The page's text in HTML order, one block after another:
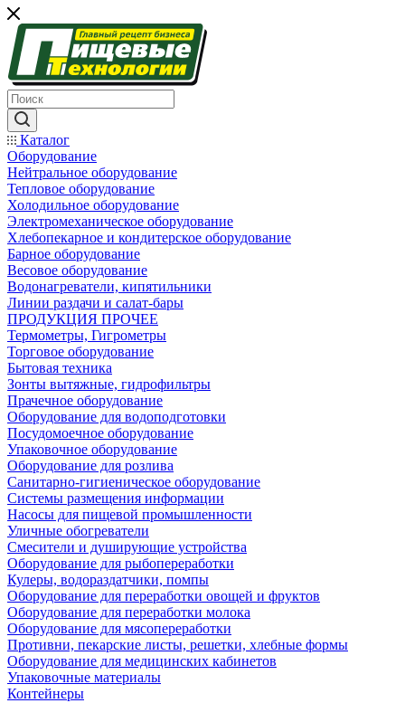
Каталог
Оборудование
Нейтральное оборудование
Тепловое оборудование
Холодильное оборудование
Электромеханическое оборудование
Хлебопекарное и кондитерское оборудование
Барное оборудование
Весовое оборудование
Водонагреватели, кипятильники
Линии раздачи и салат-бары
ПРОДУКЦИЯ ПРОЧЕЕ
Термометры, Гигрометры
Торговое оборудование
Бытовая техника
Зонты вытяжные, гидрофильтры
Прачечное оборудование
Оборудование для водоподготовки
Посудомоечное оборудование
Упаковочное оборудование
Оборудование для розлива
Санитарно-гигиеническое оборудование
Системы размещения информации
Насосы для пищевой промышленности
Уличные обогреватели
Смесители и душирующие устройства
Оборудование для рыбопереработки
Кулеры, водораздатчики, помпы
Оборудование для переработки овощей и фруктов
Оборудование для переработки молока
Оборудование для мясопереработки
Противни, пекарские листы, решетки, хлебные формы
Оборудование для медицинских кабинетов
Упаковочные материалы
Контейнеры